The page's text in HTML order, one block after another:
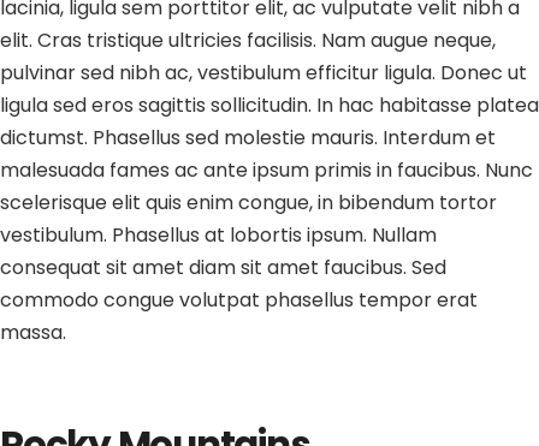
lacinia, ligula sem porttitor elit, ac vulputate velit nibh a
elit. Cras tristique ultricies facilisis. Nam augue neque,
pulvinar sed nibh ac, vestibulum efficitur ligula. Donec ut
ligula sed eros sagittis sollicitudin. In hac habitasse platea
dictumst. Phasellus sed molestie mauris. Interdum et
malesuada fames ac ante ipsum primis in faucibus. Nunc
scelerisque elit quis enim congue, in bibendum tortor
vestibulum. Phasellus at lobortis ipsum. Nullam
consequat sit amet diam sit amet faucibus. Sed
commodo congue volutpat phasellus tempor erat
massa.